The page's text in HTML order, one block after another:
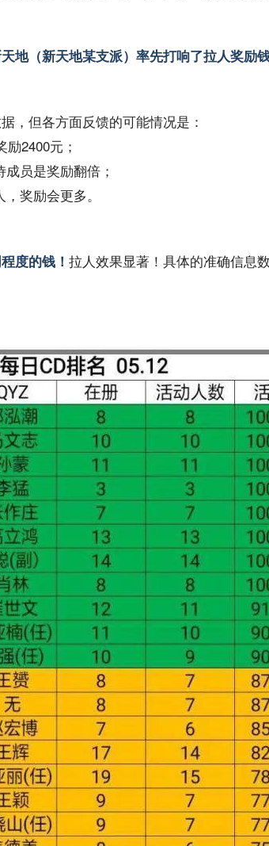
天地（新天地某支派）率先打响了拉人奖励
，但各方面反馈的可能情况是：
2400元；
员是奖励翻倍；
奖励会更多。
度的钱！ 拉人效果显著！具体的准确信